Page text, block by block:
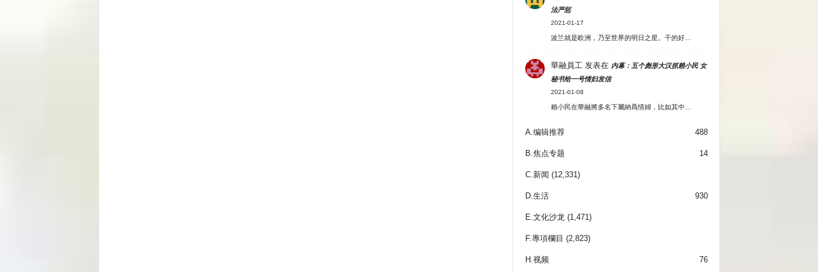
法严惩
2021-01-17
波兰就是欧洲，乃至世界的明日之星。干的好…
華融員工 发表在 内幕：五个彪形大汉抓赖小民 女
秘书给一号情妇发信
2021-01-08
賴小民在華融將多名下屬納爲情婦，比如其中…
A.编辑推荐 488
B.焦点专题 14
C.新闻 (12,331)
D.生活 930
E.文化沙龙 (1,471)
F.專項欄目 (2,823)
H.视频 76